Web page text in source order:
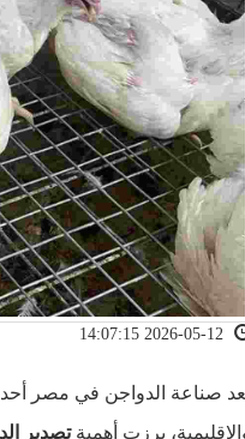
صناعة الدواجن في مصر أحد
برزت أهميةتصدير